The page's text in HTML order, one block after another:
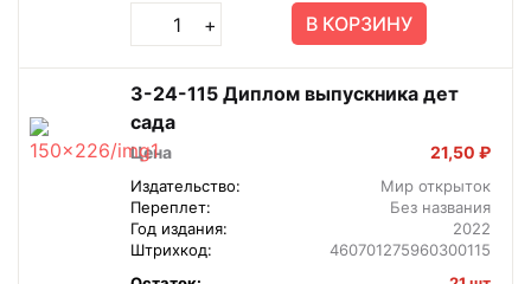
+ В КОРЗИНУ
3-24-115 Диплом выпускника дет
сада
Цена 21,50 ₽
Издательство:
Мир открыток
Переплет:
Без названия
Год издания:
2022
Штрихкод:
460701275960300115